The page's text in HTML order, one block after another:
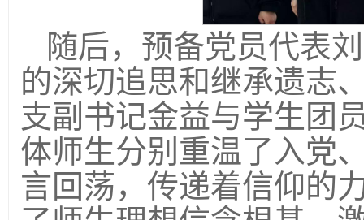
随后，预备党员代表
的深切追思和继承遗志
支副书记金益与学生团
体师生分别重温了入党
言回荡，传递着信仰的